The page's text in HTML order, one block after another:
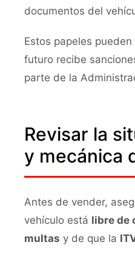
documentos del
Estos papeles
futuro recibe
parte de la
Revisar la
y mecánica
Antes de vender,
vehículo está libre de
multas y de que la